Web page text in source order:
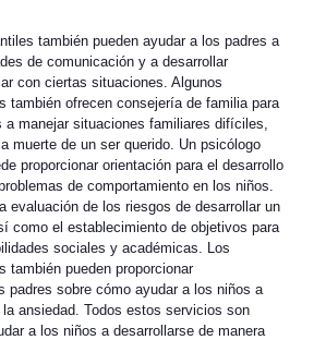
también pueden ayudar a los padres a
de comunicación y a desarrollar
con ciertas situaciones. Algunos
también ofrecen consejería de familia para
a manejar situaciones familiares difíciles,
muerte de un ser querido. Un psicólogo
proporcionar orientación para el desarrollo
de comportamiento en los niños.
evaluación de los riesgos de desarrollar un
como el establecimiento de objetivos para
sociales y académicas. Los
también pueden proporcionar
padres sobre cómo ayudar a los niños a
ansiedad. Todos estos servicios son
a los niños a desarrollarse de manera